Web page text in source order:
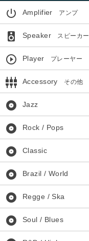
power_settings_new Amplifier アンプ
speaker Speakerスピーカー
play_circle_outline Player プレーヤー
settings_input_component Accessory その他
album Jazz
album Rock / Pops
album Classic
album Brazil / World
album Regge / Ska
album Soul / Blues